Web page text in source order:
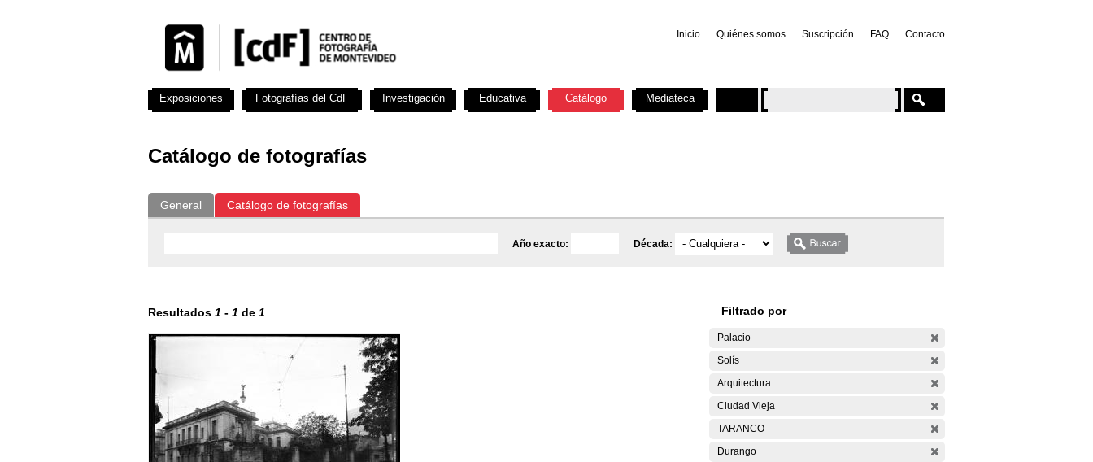
Inicio Quiénes somos Suscripción FAQ Contacto
Catálogo de fotografías
General Catálogo de fotografías
Año exacto: Década:
Resultados 1 - 1 de 1 Filtrado por
Palacio
Solís
Arquitectura
Ciudad Vieja
TARANCO
Durango
Exposiciones Fotografías del CdF Investigación Educativa Catálogo Mediateca